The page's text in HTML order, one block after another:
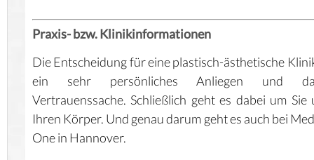
Praxis- bzw. Klinikinformationen
Die Entscheidung für eine plastisch-ästhetische
ein sehr persönliches Anliegen und
Vertrauenssache. Schließlich geht es dabei um Sie
Ihren Körper. Und genau darum geht es auch bei
One in Hannover.